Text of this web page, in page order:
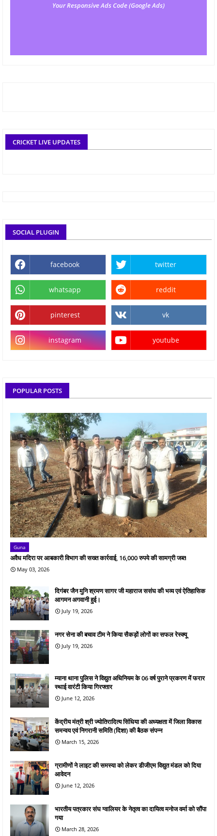
Your Responsive Ads Code (Google Ads)
CRICKET LIVE UPDATES
SOCIAL PLUGIN
facebook twitter
whatsapp reddit
pinterest vk
instagram youtube
POPULAR POSTS
Guna
अवैध मदिरा पर आबकारी विभाग की सख्त कार्रवाई, 16,000 रुपये की सामग्री जब्त
May 03, 2026
दिगंबर जैन मुनि श्रमण सागर जी महाराज ससंघ की भव्य एवं ऐतिहासिक
आगमन अगवानी हुई।
July 19, 2026
नगर सेना की बचाव टीम ने किया सैकड़ों लोगों का सफल रेस्क्यू
July 19, 2026
म्याना थाना पुलिस ने विद्युत अधिनियम के 06 वर्ष पुराने प्रकरण में फरार
स्थाई वारंटी किया गिरफ्तार
June 12, 2026
केंद्रीय मंत्री श्री ज्योतिरादित्य सिंधिया की अध्यक्षता में जिला विकास
समन्वय एवं निगरानी समिति (दिशा) की बैठक संपन्न
March 15, 2026
ग्रामीणों ने लाइट की समस्या को लेकर डीजीएम विद्युत मंडल को दिया
आवेदन
June 12, 2026
भारतीय पत्रकार संघ ग्वालियर के नेतृत्व का दायित्व मनोज वर्मा को सौंपा
गया
March 28, 2026